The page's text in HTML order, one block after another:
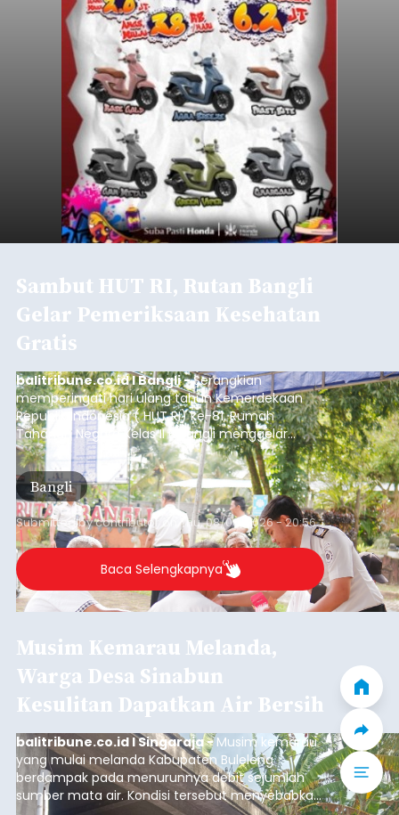
Sambut HUT RI, Rutan Bangli
Gelar Pemeriksaan Kesehatan
Gratis
balitribune.co.id I Bangli -Serangkian
memperingati hari ulang tahun Kemerdekaan
Republik Indonesia ( HUT RI) ke-81, Rumah
Tahanan Negara Kelas II B Bangli menggelar
kegiatan pemeriksaan kesehatan gratis, Rabu
(6/8/2026).
Bangli
Submitted bycontributor Thu, 08/06/2026 - 20:56
Baca Selengkapnya
Musim Kemarau Melanda,
Warga Desa Sinabun
Kesulitan Dapatkan Air Bersih
balitribune.co.id I Singaraja -Musim kemarau
yang mulai melanda Kabupaten Buleleng
berdampak pada menurunnya debit sejumlah
sumber mata air. Kondisi tersebut menyebabkan